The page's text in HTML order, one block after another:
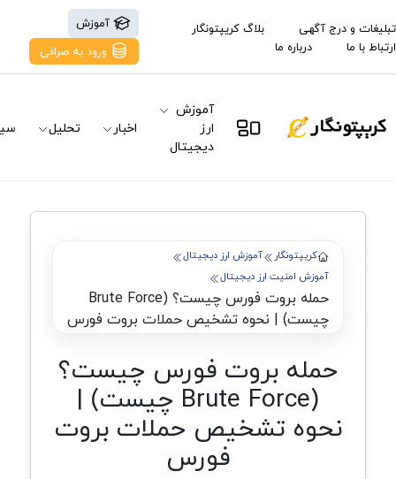
تبلیغات و درج آگهی
بلاگ کریپتونگار
ارتباط با ما
درباره ما
آموزش
ورود به صرافی
آموزش
ارز
دیجیتال
اخبار تحلیل
کریپتونگار
آموزش ارز دیجیتال
آموزش امنیت ارز دیجیتال
حمله بروت فورس چیست؟ (Brute Force
چیست) | نحوه تشخیص حملات بروت فورس
حمله بروت فورس چیست؟
(Brute Force چیست) |
نحوه تشخیص حملات بروت
فورس